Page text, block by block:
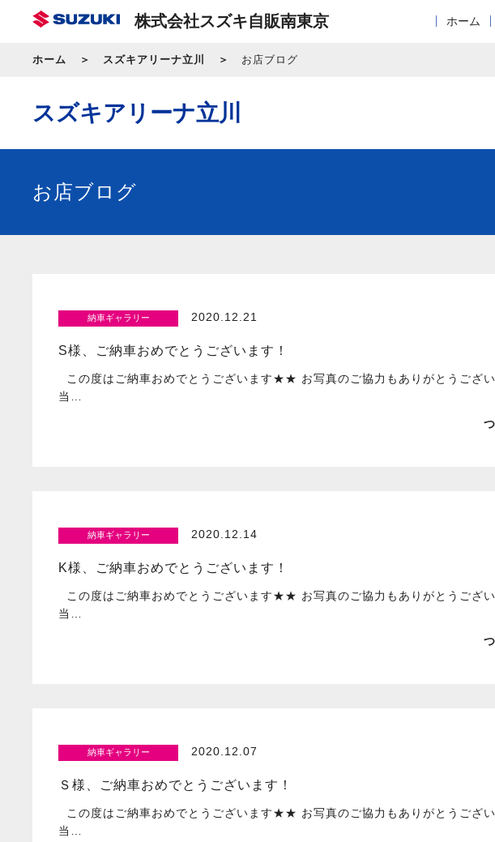
株式会社スズキ自販南東京 ホーム
ホーム スズキアリーナ立川 お店ブログ
スズキアリーナ立川
お店ブログ
納車ギャラリー 2020.12.21
S様、ご納車おめでとうございます！
この度はご納車おめでとうございます★★ お写真のご協力もありがとうござ
当…
納車ギャラリー 2020.12.14
K様、ご納車おめでとうございます！
この度はご納車おめでとうございます★★ お写真のご協力もありがとうござ
当…
納車ギャラリー 2020.12.07
Ｓ様、ご納車おめでとうございます！
この度はご納車おめでとうございます★★ お写真のご協力もありがとうござ
当…